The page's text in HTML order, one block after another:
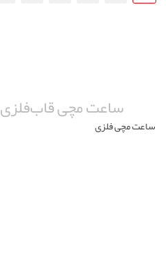
ساعت مچی قاب‌فلزی
ساعت مچی فلزی